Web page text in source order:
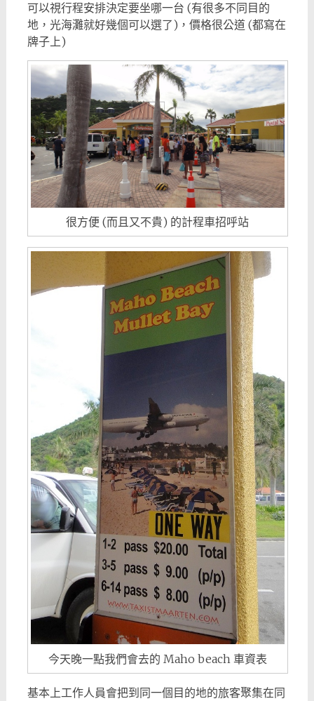
可以視行程安排決定要坐哪一台 (有很多不同目的
地，光海灘就好幾個可以選了)，價格很公道 (都寫在
牌子上)
很方便 (而且又不貴) 的計程車招呼站
今天晚一點我們會去的 Maho beach 車資表
基本上工作人員會把到同一個目的地的旅客聚集在同